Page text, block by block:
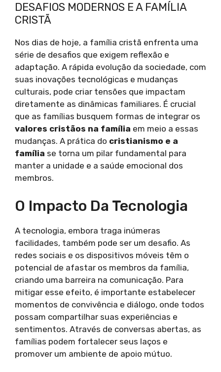
DESAFIOS MODERNOS E A FAMÍLIA
CRISTÃ
Nos dias de hoje, a família cristã enfrenta uma
série de desafios que exigem reflexão e
adaptação. A rápida evolução da sociedade, com
suas inovações tecnológicas e mudanças
culturais, pode criar tensões que impactam
diretamente as dinâmicas familiares. É crucial
que as famílias busquem formas de integrar os
valores cristãos na família em meio a essas
mudanças. A prática do cristianismo e a
família se torna um pilar fundamental para
manter a unidade e a saúde emocional dos
membros.
O Impacto Da Tecnologia
A tecnologia, embora traga inúmeras
facilidades, também pode ser um desafio. As
redes sociais e os dispositivos móveis têm o
potencial de afastar os membros da família,
criando uma barreira na comunicação. Para
mitigar esse efeito, é importante estabelecer
momentos de convivência e diálogo, onde todos
possam compartilhar suas experiências e
sentimentos. Através de conversas abertas, as
famílias podem fortalecer seus laços e
promover um ambiente de apoio mútuo.